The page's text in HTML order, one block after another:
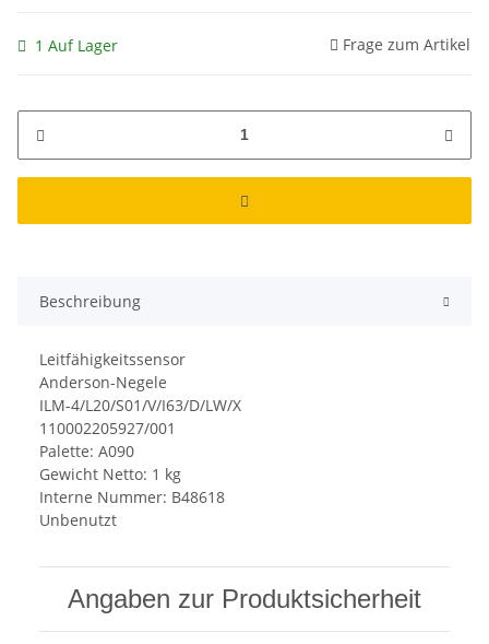
1 Auf Lager Frage zum Artikel
Beschreibung
Leitfähigkeitssensor
Anderson-Negele
ILM-4/L20/S01/V/I63/D/LW/X
110002205927/001
Palette: A090
Gewicht Netto: 1 kg
Interne Nummer: B48618
Unbenutzt
Angaben zur Produktsicherheit